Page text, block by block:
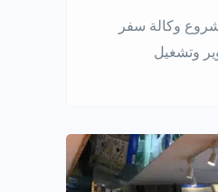
وكالة سفر
وتشغيل
السفر
السعودية
تحولا جذريا مدفوعا برؤية 2030 ، حيث